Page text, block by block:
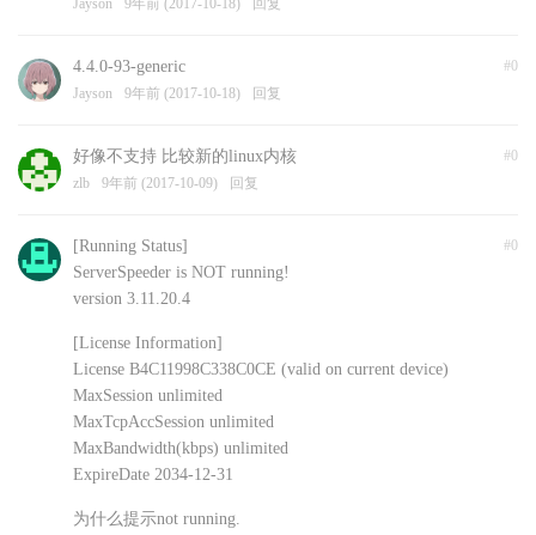
Jayson 9年前 (2017-10-18) 回复
#0
4.4.0-93-generic
Jayson 9年前 (2017-10-18) 回复
#0
好像不支持 比较新的linux内核
zlb 9年前 (2017-10-09) 回复
#0
[Running Status]
ServerSpeeder is NOT running!
version 3.11.20.4
[License Information]
License B4C11998C338C0CE (valid on current device)
MaxSession unlimited
MaxTcpAccSession unlimited
MaxBandwidth(kbps) unlimited
ExpireDate 2034-12-31
为什么提示not running.